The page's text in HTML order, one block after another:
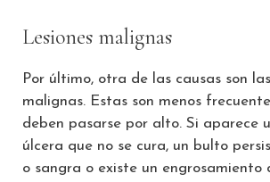
Lesiones malignas
Por último, otra de las causas son
malignas. Estas son menos
deben pasarse por alto. Si aparece
úlcera que no se cura, un bulto
o sangra o existe un engrosamiento